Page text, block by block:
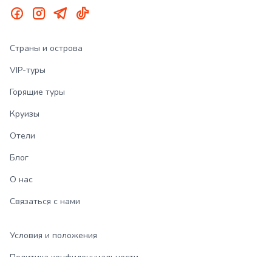
Страны и острова
VIP-туры
Горящие туры
Круизы
Отели
Блог
О нас
Связаться с нами
Условия и положения